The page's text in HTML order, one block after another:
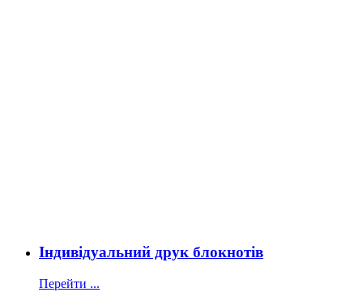
Індивідуальний друк блокнотів
Перейти ...